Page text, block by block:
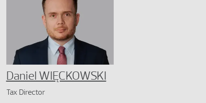
Daniel WIĘCKOWSKI
Tax Director